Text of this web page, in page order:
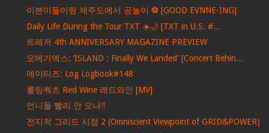
이븐이들이랑 제주도에서 공놀이 ⚽️ [GOOD EVNNE-ING]
Daily Life During the Tour TXT ☀️🌙 [TXT in U.S. #...
트레저 4th ANNIVERSARY MAGAZINE PREVIEW
오메가엑스: ‘ISLAND : Finally We Landed' [Concert Behin...
에이티즈: Log Logbook#148
롤링쿼츠 Red Wine 레드와인 [MV]
언니들 빨리 안 오나‼️
전지적 그리드 시점 2 (Omniscient Viewpoint of GRID&POWER)